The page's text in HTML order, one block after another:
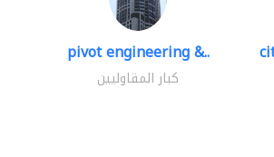
pivot engineering &..
كبار المقاوليين